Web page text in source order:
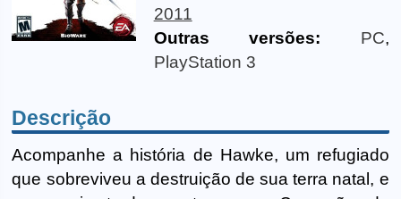
2011
Outras versões:
PC,
PlayStation 3
Descrição
Acompanhe a história de Hawke, um refugiado
que sobreviveu a destruição de sua terra natal, e